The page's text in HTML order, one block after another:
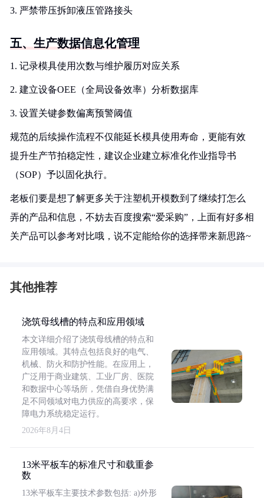
3. 严禁带压拆卸液压管路接头
五、生产数据信息化管理
1. 记录模具使用次数与维护履历对应关系
2. 建立设备OEE（全局设备效率）分析数据库
3. 设置关键参数偏离预警阈值
规范的后续操作流程不仅能延长模具使用寿命，更能有效
提升生产节拍稳定性，建议企业建立标准化作业指导书
（SOP）予以固化执行。
老板们要是想了解更多关于注塑机开模数到了继续打怎么
弄的产品和信息，不妨去百度搜索“爱采购”，上面有好多相
关产品可以参考对比哦，说不定能给你的选择带来新思路~
其他推荐
浇筑母线槽的特点和应用领域
本文详细介绍了浇筑母线槽的特点和
应用领域。其特点包括良好的电气、
机械、防火和防护性能。在应用上，
广泛用于商业建筑、工业厂房、医院
和数据中心等场所，凭借自身优势满
足不同领域对电力供应的高要求，保
障电力系统稳定运行。
2026年8月4日
13米平板车的标准尺寸和载重参
数
13米平板车主要技术参数包括: a)外形